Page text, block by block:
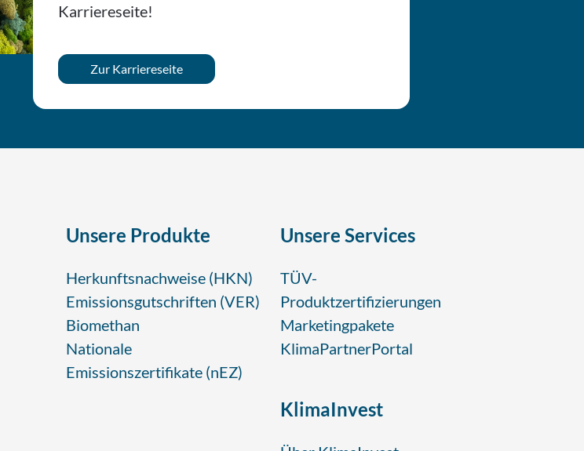
dem Bundesland Ihrer Wahl.
Mehr erfahren
Unsere Produkte
Herkunftsnachweise (HKN)
Emissionsgutschriften (VER)
Biomethan
Nationale
Emissionszertifikate (nEZ)
Unsere Services
TÜV-
Produktzertifizierungen
Marketingpakete
KlimaPartnerPortal
KlimaInvest